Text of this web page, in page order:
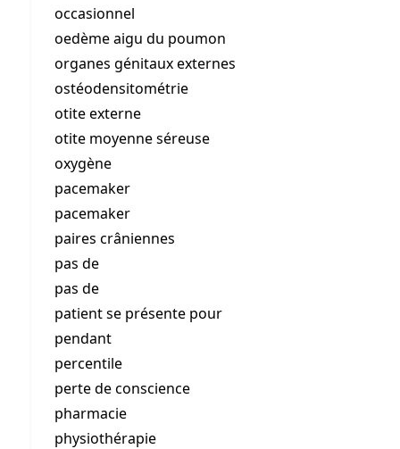
occasionnel
oedème aigu du poumon
organes génitaux externes
ostéodensitométrie
otite externe
otite moyenne séreuse
oxygène
pacemaker
pacemaker
paires crâniennes
pas de
pas de
patient se présente pour
pendant
percentile
perte de conscience
pharmacie
physiothérapie